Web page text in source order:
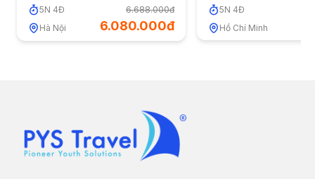
5N 4Đ
Hà Nội
6.688.000đ
6.080.000đ
5N 4Đ
Hồ Chí Minh